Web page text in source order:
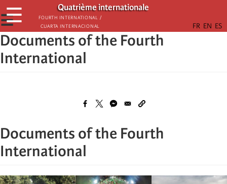
Passar
para
o
conteúdo
Quatrième internationale
Fourth International /
Cuarta Internacional
☰
☰
Documents of the Fourth
International
Documents of the Fourth
International